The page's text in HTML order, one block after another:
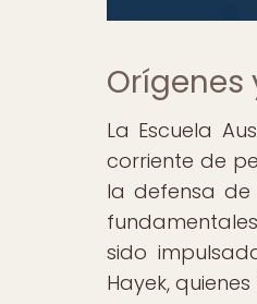
Orígenes
La Escuela
corriente de
la defensa
sido
Hayek,